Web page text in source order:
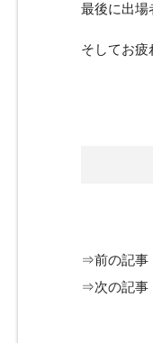
最後に出場
そしてお疲
⇒前の記事
⇒次の記事